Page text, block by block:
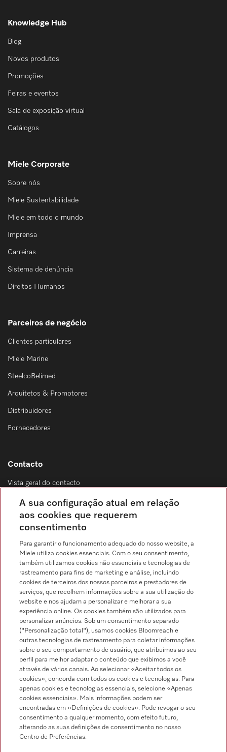
Knowledge Hub
Blog
Novos produtos
Promoções
Feiras e eventos
Sala de exposição virtual
Catálogos
Miele Corporate
Sobre nós
Miele Sustentabilidade
Miele em todo o mundo
Imprensa
Carreiras
Sistema de denúncia
Direitos Humanos
Parceiros de negócio
Clientes particulares
Miele Marine
SteelcoBelimed
Arquitetos & Promotores
Distribuidores
Fornecedores
Contacto
Vista geral do contacto
Distribuição & Serviço de assistência técnica
Chamada para a rede fixa, de acordo com o seu tarifário, em Portugal e em
Pesquisa de distribuidores
Siga a Miele Professional
Proteção de dados
A sua configuração atual em relação
aos cookies que requerem
consentimento
Para garantir o funcionamento adequado do nosso website, a
Miele utiliza cookies essenciais. Com o seu consentimento,
também utilizamos cookies não essenciais e tecnologias de
rastreamento para fins de marketing e análise, incluindo
cookies de terceiros dos nossos parceiros e prestadores de
serviços, que recolhem informações sobre a sua utilização do
website e nos ajudam a personalizar e melhorar a sua
experiência online. Os cookies também são utilizados para
personalizar anúncios. Sob um consentimento separado
("Personalização total"), usamos cookies Bloomreach e
outras tecnologias de rastreamento para coletar informações
sobre o seu comportamento de usuário, que atribuímos ao seu
perfil para melhor adaptar o conteúdo que exibimos a você
através de vários canais. Ao selecionar «Aceitar todos os
cookies», concorda com todos os cookies e tecnologias. Para
apenas cookies e tecnologias essenciais, selecione «Apenas
cookies essenciais». Mais informações podem ser
encontradas em «Definições de cookies». Pode revogar o seu
consentimento a qualquer momento, com efeito futuro,
alterando as suas definições de consentimento no nosso
Centro de Preferências.